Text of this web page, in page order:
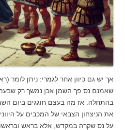
אך יש גם כיוון אחר לגמרי: ניתן לומר
שאמנם נס פך השמן אכן נמשך רק
בהתחלה. אז מה בעצם חוגגים ביום
את הניצחון הצבאי של המכבים על
על נס שקרה במקדש, אלא בראש